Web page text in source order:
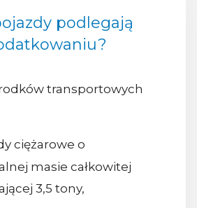
podlegają
transportowych
ciężarowe o
masie całkowitej
3,5 tony,